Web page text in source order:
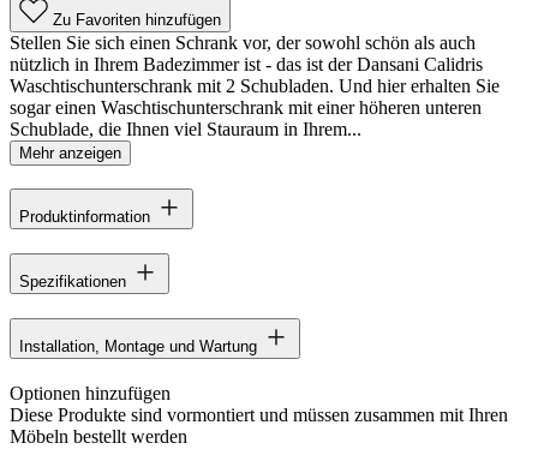
Zu Favoriten hinzufügen
Stellen Sie sich einen Schrank vor, der sowohl schön als auch
nützlich in Ihrem Badezimmer ist - das ist der Dansani Calidris
Waschtischunterschrank mit 2 Schubladen. Und hier erhalten Sie
sogar einen Waschtischunterschrank mit einer höheren unteren
Schublade, die Ihnen viel Stauraum in Ihrem...
Mehr anzeigen
Produktinformation
Spezifikationen
Installation, Montage und Wartung
Optionen hinzufügen
Diese Produkte sind vormontiert und müssen zusammen mit Ihren
Möbeln bestellt werden